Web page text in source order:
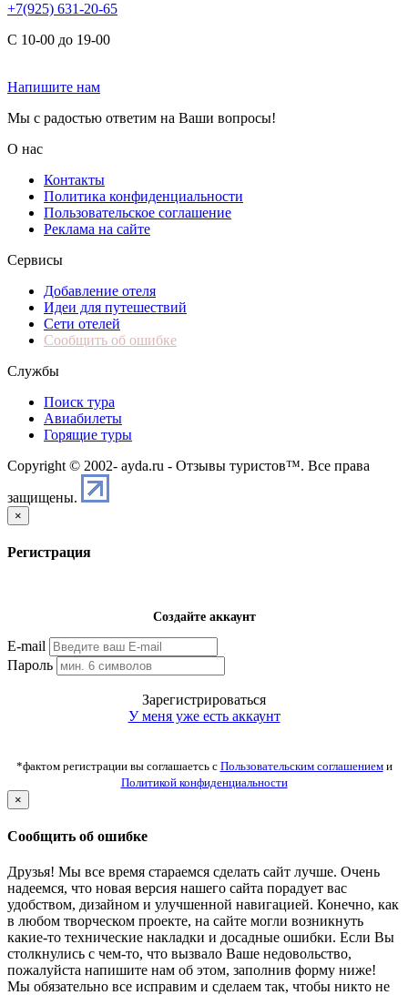
+7(925) 631-20-65
С 10-00 до 19-00
Напишите нам
Мы с радостью ответим на Ваши вопросы!
О нас
Контакты
Политика конфиденциальности
Пользовательское соглашение
Реклама на сайте
Сервисы
Добавление отеля
Идеи для путешествий
Сети отелей
Сообщить об ошибке
Службы
Поиск тура
Авиабилеты
Горящие туры
Copyright © 2002- ayda.ru - Отзывы туристов™. Все права
защищены.
×
Регистрация
Создайте аккаунт
E-mail
Пароль
Зарегистрироваться
У меня уже есть аккаунт
*фактом регистрации вы соглашаетсь с Пользовательским соглашениеми
Политикой конфиденциальности
×
Сообщить об ошибке
Друзья! Мы все время стараемся сделать сайт лучше. Очень
надеемся, что новая версия нашего сайта порадует вас
удобством, дизайном и улучшенной навигацией. Конечно, как
в любом творческом проекте, на сайте могли возникнуть
какие-то технические накладки и досадные ошибки. Если Вы
столкнулись с чем-то, что вызвало Ваше недовольство,
пожалуйста напишите нам об этом, заполнив форму ниже!
Мы обязательно все исправим и сделаем так, чтобы никто не